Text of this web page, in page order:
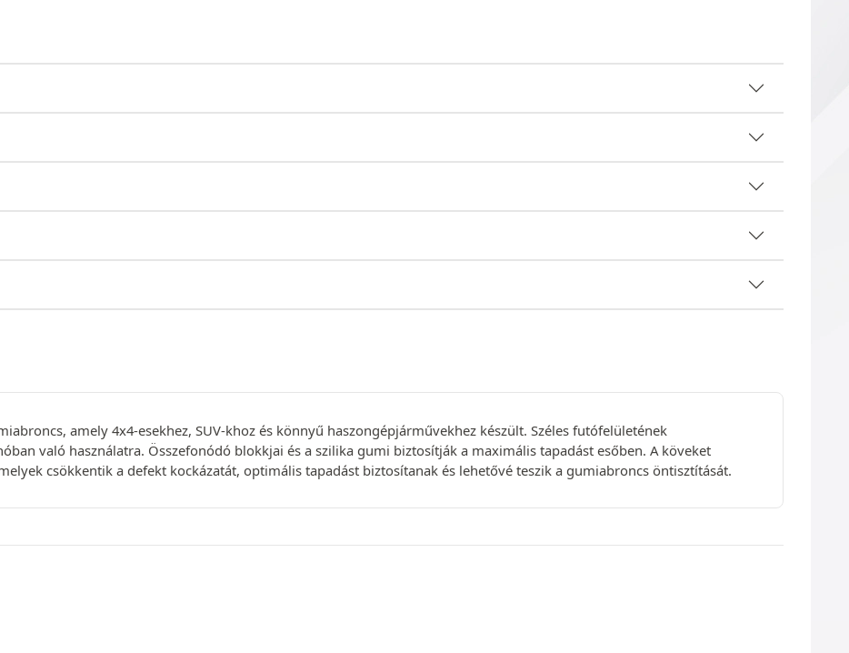
amely 4x4-esekhez, SUV-khoz és könnyű haszongépjárművekhez készült. Széles futófelületének
való használatra. Összefonódó blokkjai és a szilika gumi biztosítják a maximális tapadást esőben. A köveket
csökkentik a defekt kockázatát, optimális tapadást biztosítanak és lehetővé teszik a gumiabroncs öntisztítását.